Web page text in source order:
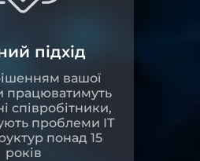
підхід
вашої
працюватимуть
співробітники,
проблеми ІТ
понад 15
років